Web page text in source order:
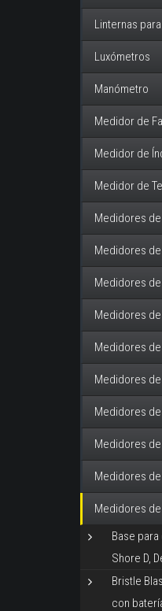
Linternas
Luxómetros
Manómetro
Medidor de
Medidor de
Medidor de
Medidores
Medidores
Medidores
Medidores
Medidores
Medidores de
Medidores de
Medidores de
Medidores
Medidores
Base
Shore D,
Bristle
con